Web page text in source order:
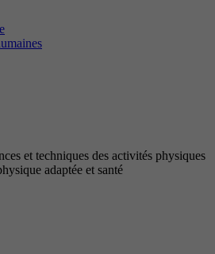
et techniques des activités physiques
adaptée et santé